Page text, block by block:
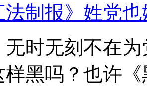
法制报》姓党
无时无刻不在
样黑吗？也许